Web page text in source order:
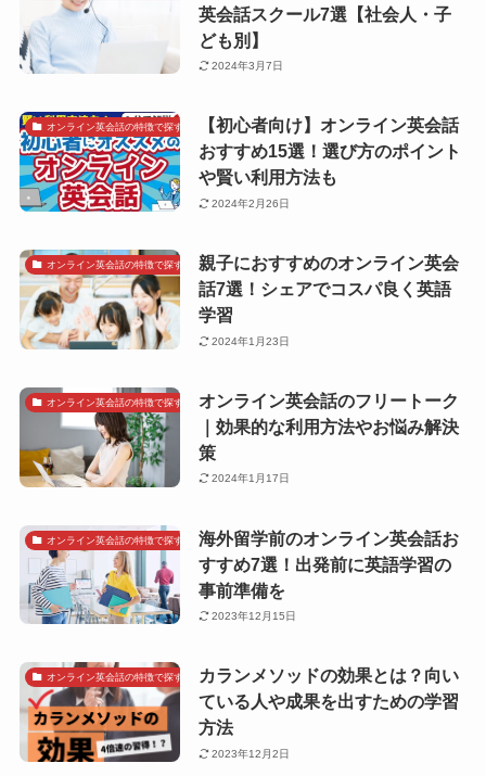
英会話スクール7選【社会人・子
ども別】
2024年3月7日
オンライン英会話の特徴で探す
【初心者向け】オンライン英会話
おすすめ15選！選び方のポイント
や賢い利用方法も
2024年2月26日
オンライン英会話の特徴で探す
親子におすすめのオンライン英会
話7選！シェアでコスパ良く英語
学習
2024年1月23日
オンライン英会話の特徴で探す
オンライン英会話のフリートーク
｜効果的な利用方法やお悩み解決
策
2024年1月17日
オンライン英会話の特徴で探す
海外留学前のオンライン英会話お
すすめ7選！出発前に英語学習の
事前準備を
2023年12月15日
オンライン英会話の特徴で探す
カランメソッドの効果とは？向い
ている人や成果を出すための学習
方法
2023年12月2日